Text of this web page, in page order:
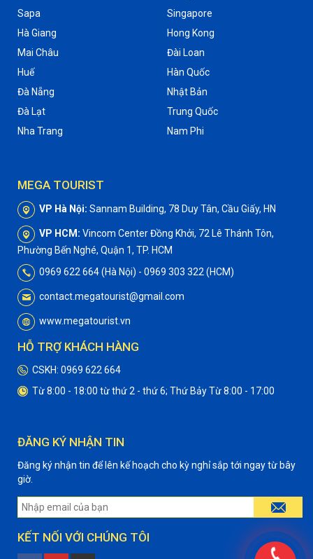
Sapa
Hà Giang
Mai Châu
Huế
Đà Nẵng
Đà Lạt
Nha Trang
Singapore
Hong Kong
Đài Loan
Hàn Quốc
Nhật Bản
Trung Quốc
Nam Phi
MEGA TOURIST
VP Hà Nội: Sannam Building, 78 Duy Tân, Cầu Giấy, HN
VP HCM: Vincom Center Đồng Khởi, 72 Lê Thánh Tôn,
Phường Bến Nghé, Quận 1, TP. HCM
0969 622 664 (Hà Nội) - 0969 303 322 (HCM)
contact.megatourist@gmail.com
www.megatourist.vn
HỖ TRỢ KHÁCH HÀNG
CSKH: 0969 622 664
Từ 8:00 - 18:00 từ thứ 2 - thứ 6; Thứ Bảy Từ 8:00 - 17:00
ĐĂNG KÝ NHẬN TIN
Đăng ký nhận tin để lên kế hoạch cho kỳ nghỉ sắp tới ngay từ bây
giờ.
KẾT NỐI VỚI CHÚNG TÔI